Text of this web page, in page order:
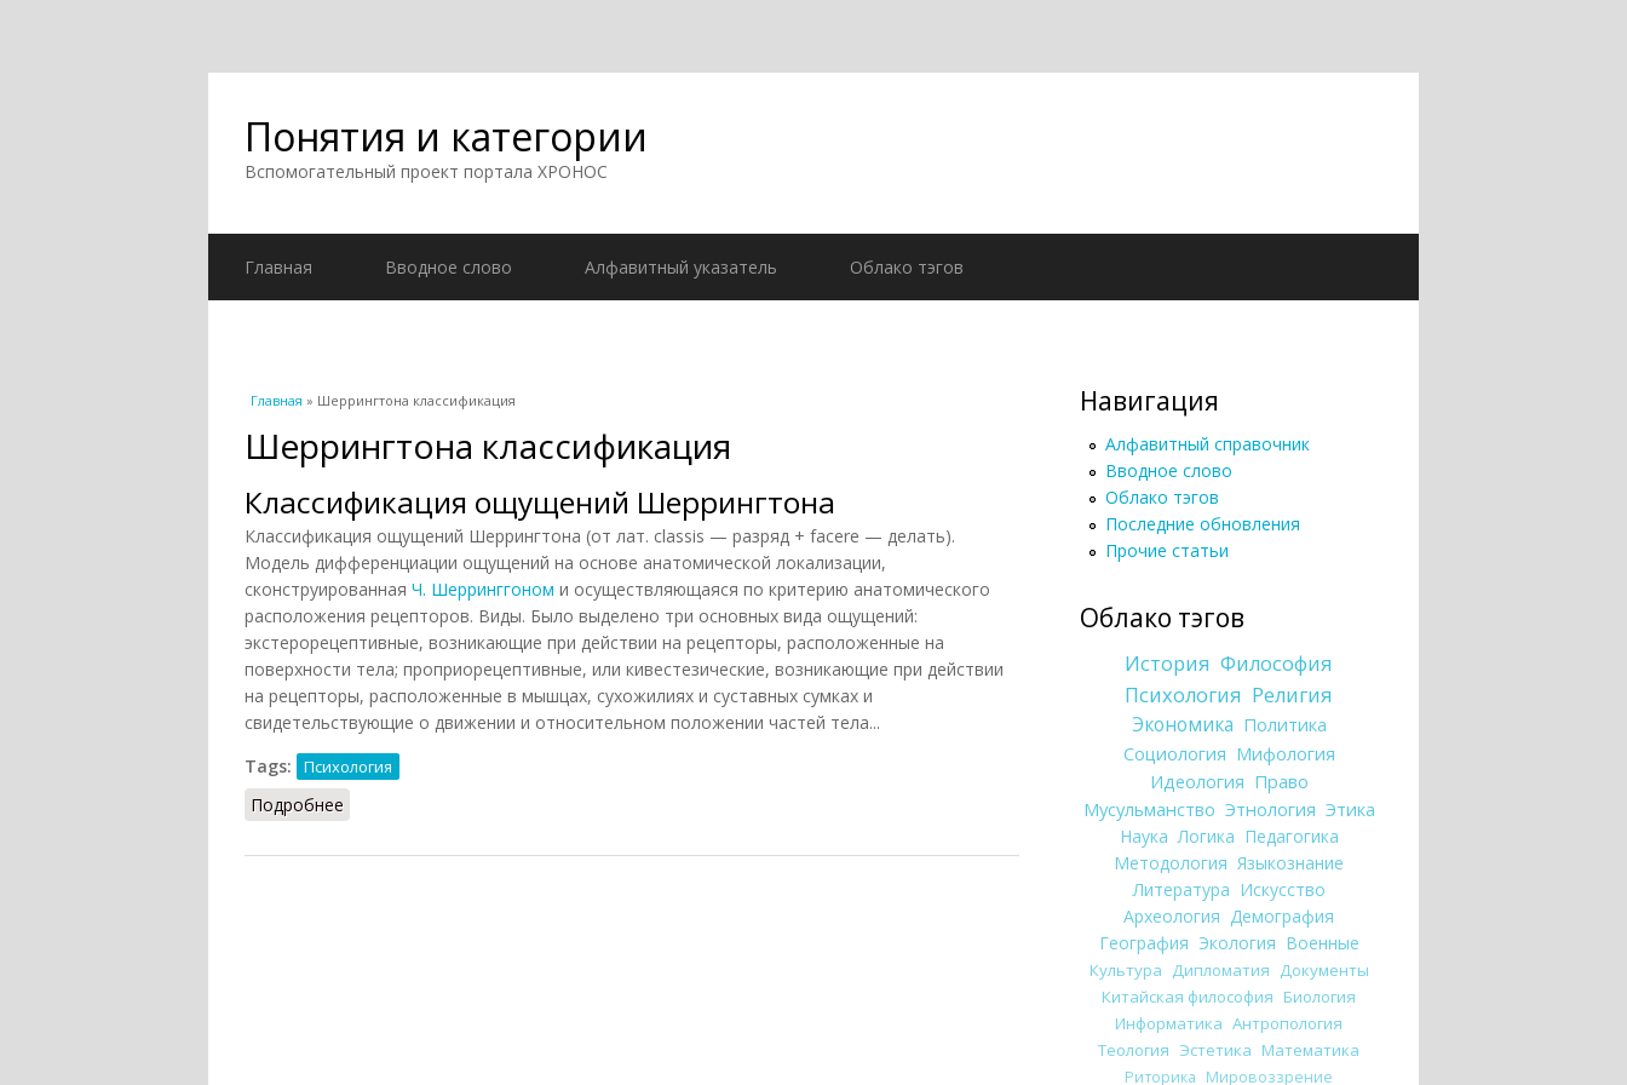
Понятия и категории
Вспомогательный проект портала ХРОНОС
Главная Вводное слово Алфавитный указатель Облако тэгов
Вы здесь
Главная » Шеррингтона классификация
Шеррингтона классификация
Классификация ощущений Шеррингтона
Классификация ощущений Шеррингтона (от лат. classis — разряд + facere — делать).
Модель дифференциации ощущений на основе анатомической локализации,
сконструированная Ч. Шерринггоном и осуществляющаяся по критерию анатомического
расположения рецепторов. Виды. Было выделено три основных вида ощущений:
экстерорецептивные, возникающие при действии на рецепторы, расположенные на
поверхности тела; проприорецептивные, или кивестезические, возникающие при действии
на рецепторы, расположенные в мышцах, сухожилиях и суставных сумках и
свидетельствующие о движении и относительном положении частей тела...
Tags:
Психология
Подробнее
Навигация
Алфавитный справочник
Вводное слово
Облако тэгов
Последние обновления
Прочие статьи
Облако тэгов
История Философия
Психология Религия
Экономика Политика
Социология Мифология
Идеология Право
Мусульманство Этнология Этика
Наука Логика Педагогика
Методология Языкознание
Литература Искусство
Археология Демография
География Экология Военные
Культура Дипломатия Документы
Китайская философия Биология
Информатика Антропология
Теология Эстетика Математика
Риторика Мировоззрение